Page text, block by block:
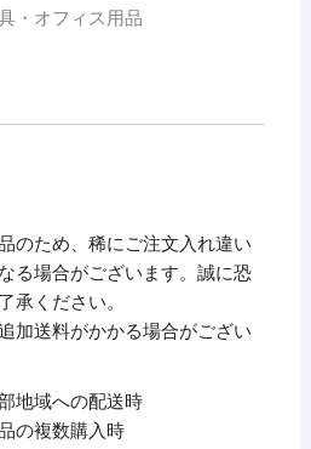
・オフィス用品
のため、稀にご注文入れ違い
る場合がございます。誠に恐
承ください。
加送料がかかる場合がござい
地域への配送時
の複数購入時